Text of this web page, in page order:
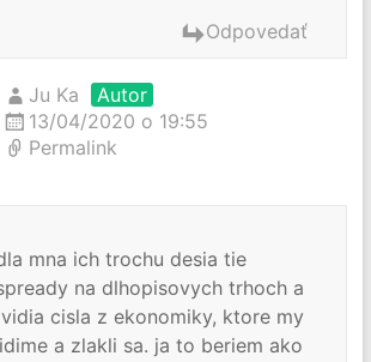
Odpovedať
Ju Ka
Autor
13/04/2020 o 19:55
Permalink
mna ich trochu desia tie
na dlhopisovych trhoch a
cisla z ekonomiky, ktore my
a zlakli sa. ja to beriem ako